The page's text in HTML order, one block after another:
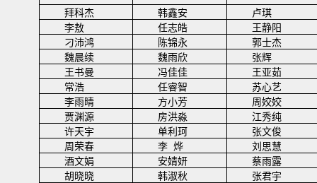
拜科杰 韩鑫安
卢琪
李敖
任志皓
王静阳
刁沛鸿
陈锦永
郭士杰
魏晨续
魏雨欣
张辉
王书曼
冯佳佳
王亚茹
常浩
任睿智
苏心艺
李雨晴
方小芳
周姣姣
贾渊源
房洪淼
江秀纯
许天宇
单利珂
张文俊
周荣春
李 烨
刘思慧
酒文娟
安婧妍
蔡雨露
胡晓晓
韩淑秋
张君宇